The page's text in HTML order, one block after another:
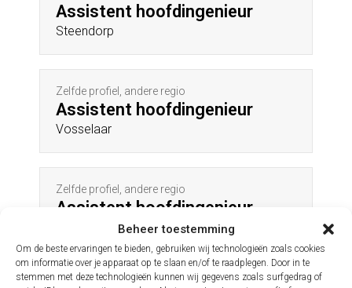
Beheer toestemming
Om de beste ervaringen te bieden, gebruiken wij technologieën zoals cookies
om informatie over je apparaat op te slaan en/of te raadplegen. Door in te
stemmen met deze technologieën kunnen wij gegevens zoals surfgedrag of
Assistent hoofdingenieur
Steendorp
Zelfde profiel, andere regio
Assistent hoofdingenieur
Vosselaar
Zelfde profiel, andere regio
Assistent hoofdingenieur
Sint-Pauwels